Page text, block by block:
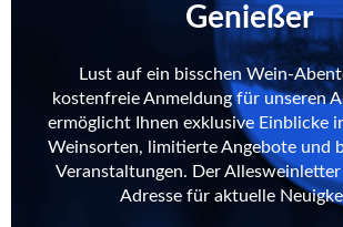
Genießer
Lust auf ein bisschen Wein-
kostenfreie Anmeldung für unseren
ermöglicht Ihnen exklusive Einblicke
Weinsorten, limitierte Angebote und
Veranstaltungen. Der
Adresse für aktuelle